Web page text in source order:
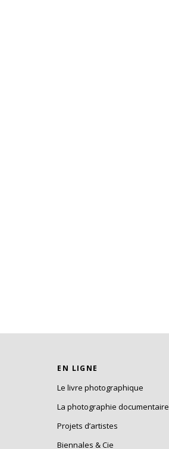
EN LIGNE
Le livre photographique
La photographie documentaire
Projets d’artistes
Biennales & Cie